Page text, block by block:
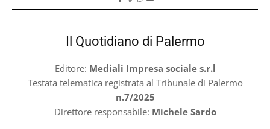
Il Quotidiano di Palermo
Editore: Mediali Impresa sociale s.r.l
Testata telematica registrata al Tribunale di Palermo
n.7/2025
Direttore responsabile: Michele Sardo